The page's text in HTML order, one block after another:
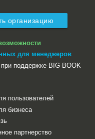
организацию
для менеджеров
поддержке BIG-BOOK
пользователей
бизнеса
партнерство